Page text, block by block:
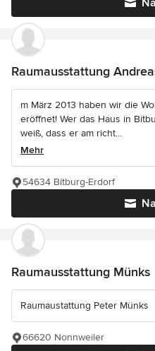
Raumausstattung
m März 2013 haben wir die
eröffnet! Wer das Haus in
weiß, dass er am richt...
Mehr
54634 Bitburg-Erdorf
Raumausstattung Münks
Raumaustattung Peter Münks
66620 Nonnweiler